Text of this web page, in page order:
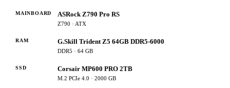
MAINBOARD ASRock Z790 Pro RS
Z790 · ATX
RAM G.Skill Trident Z5 64GB DDR5-6000
DDR5 · 64 GB
SSD Corsair MP600 PRO 2TB
M.2 PCIe 4.0 · 2000 GB